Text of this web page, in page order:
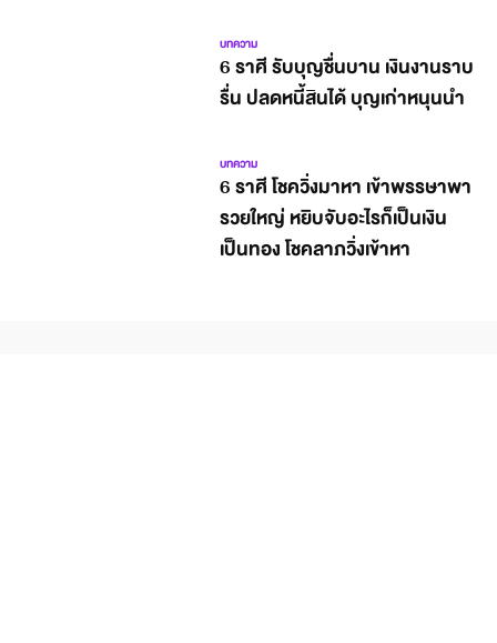
บทความ
6 ราศี รับบุญชื่นบาน เงินงานราบ
รื่น ปลดหนี้สินได้ บุญเก่าหนุนนำ
บทความ
6 ราศี โชควิ่งมาหา เข้าพรรษาพา
รวยใหญ่ หยิบจับอะไรก็เป็นเงิน
เป็นทอง โชคลาภวิ่งเข้าหา